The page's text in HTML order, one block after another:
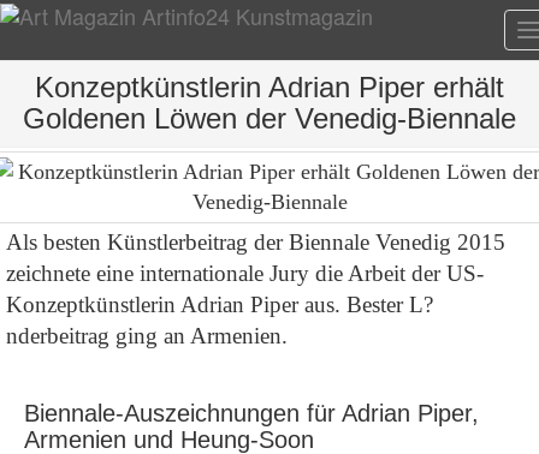
Konzeptkünstlerin Adrian Piper erhält
Goldenen Löwen der Venedig-Biennale
Als besten Künstlerbeitrag der Biennale Venedig 2015
zeichnete eine internationale Jury die Arbeit der US-
Konzeptkünstlerin Adrian Piper aus. Bester L?
nderbeitrag ging an Armenien.
Biennale-Auszeichnungen für Adrian Piper,
Armenien und Heung-Soon